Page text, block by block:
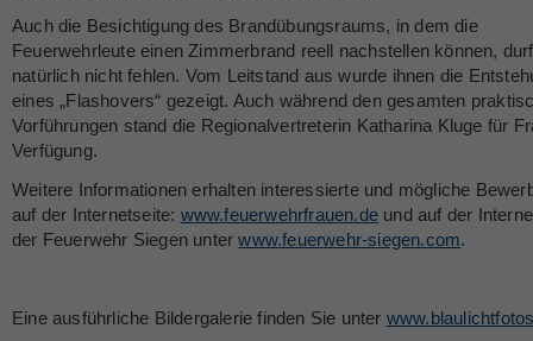
Auch die Besichtigung des Brandübungsraums, in dem die
Feuerwehrleute einen Zimmerbrand reell nachstellen können,
natürlich nicht fehlen. Vom Leitstand aus wurde ihnen die
eines „Flashovers“ gezeigt. Auch während den gesamten
Vorführungen stand die Regionalvertreterin Katharina Kluge für
Verfügung.
Weitere Informationen erhalten interessierte und mögliche
auf der Internetseite: www.feuerwehrfrauen.de und auf der
der Feuerwehr Siegen unterwww.feuerwehr-siegen.com.
Eine ausführliche Bildergalerie finden Sie unter